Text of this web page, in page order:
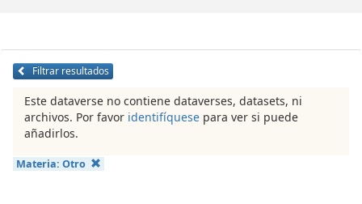
Filtrar resultados
Este dataverse no contiene dataverses, datasets, ni
archivos. Por favor identifíquese para ver si puede
añadirlos.
Materia: Otro